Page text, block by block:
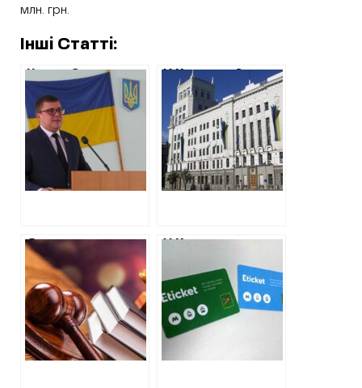
млн. грн.
Інші Статті:
Через 2 роки
після публікації
ХАЦ, НАЗК
виявило
недостовірну
інформацію в
декларації голови
Красноградської
У Кернеса 6
мільйонів
витратять на
електронний
кабінет
харків’янина
Суд призначив
експертизу
вартості ремонту
школи у Балаклеї
У Кернеса
800 тисяч за
користування
системою «E-
ticket»